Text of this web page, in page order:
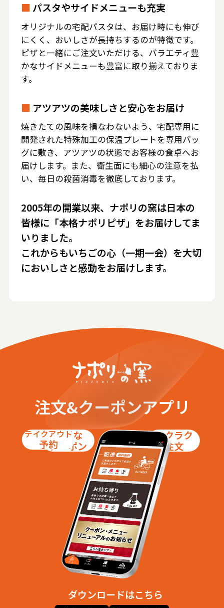
■ パスタやサイドメニューも充実
オリジナルの宅配パスタは、お届け時にも伸び
にくく、おいしさが長持ちするのが特徴です。
ピザと一緒にご注文いただける、バラエティ豊
かなサイドメニューも豊富に取り揃えておりま
す。
■ アツアツの美味しさと安心をお届け
焼きたての風味を損なわないよう、宅配専用に
開発された特殊加工の保温プレートを専用バッ
グに敷き、アツアツの状態でお客様の食卓へお
届けします。また、衛生面にも細心の注意を払
い、毎日の殺菌消毒を徹底しております。
2005年の開業以来、ナポリの窯は日本の
皆様に「本格ナポリピザ」をお届けしてま
いりました。
これからもいちごの心（一期一会）を大切
においしさと感動をお届けします。
注文&クーポンアプリ
お得な
クーポン
テイクアウト
予約
ラクラク
注文
ダウンロードはこちら